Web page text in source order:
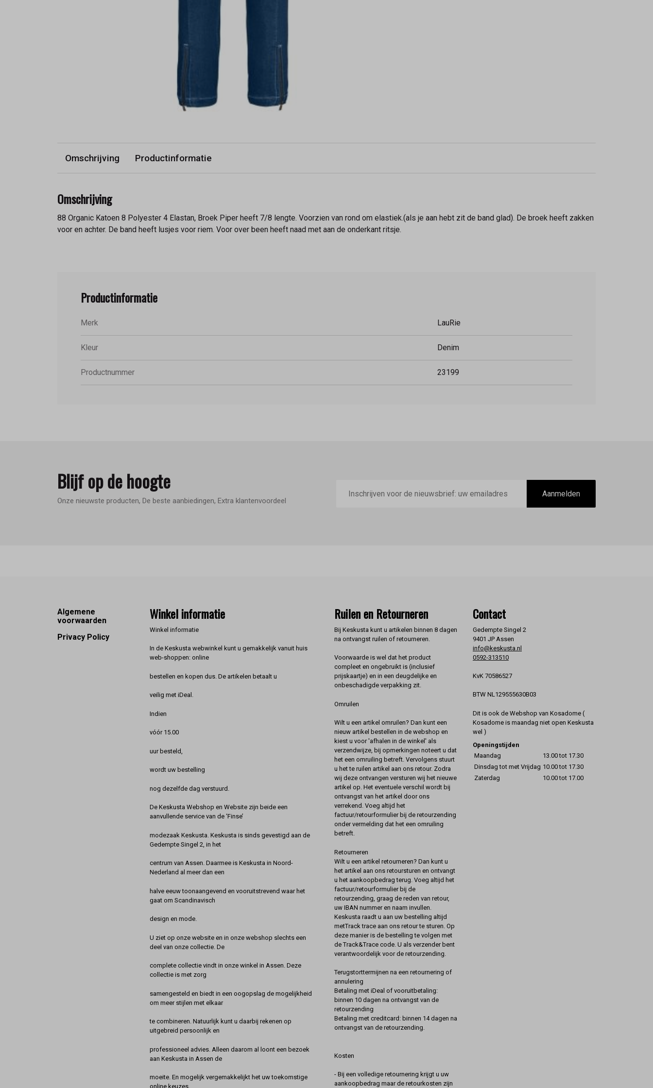
Omschrijving Productinformatie
Omschrijving
88 Organic Katoen 8 Polyester 4 Elastan, Broek Piper heeft 7/8 lengte. Voorzien van rond om elastiek.(als je aan hebt zit de band glad). De broek heeft zakken
voor en achter. De band heeft lusjes voor riem. Voor over been heeft naad met aan de onderkant ritsje.
Productinformatie
Merk LauRie
Kleur Denim
Productnummer 23199
Blijf op de hoogte
Onze nieuwste producten, De beste aanbiedingen, Extra klantenvoordeel
mailadres
Aanmelden
Footer
Algemene
voorwaarden
Privacy Policy
Winkel informatie
Winkel informatie
In de Keskusta webwinkel kunt u gemakkelijk vanuit huis
web-shoppen: online
bestellen en kopen dus. De artikelen betaalt u
veilig met iDeal.
Indien
vóór 15.00
uur besteld,
wordt uw bestelling
nog dezelfde dag verstuurd.
De Keskusta Webshop en Website zijn beide een
aanvullende service van de ‘Finse’
modezaak Keskusta. Keskusta is sinds gevestigd aan de
Gedempte Singel 2, in het
centrum van Assen. Daarmee is Keskusta in Noord-
Nederland al meer dan een
halve eeuw toonaangevend en vooruitstrevend waar het
gaat om Scandinavisch
design en mode.
U ziet op onze website en in onze webshop slechts een
deel van onze collectie. De
complete collectie vindt in onze winkel in Assen. Deze
collectie is met zorg
samengesteld en biedt in een oogopslag de mogelijkheid
om meer stijlen met elkaar
te combineren. Natuurlijk kunt u daarbij rekenen op
uitgebreid persoonlijk en
professioneel advies. Alleen daarom al loont een bezoek
aan Keskusta in Assen de
moeite. En mogelijk vergemakkelijkt het uw toekomstige
online keuzes.
Ruilen en Retourneren
Bij Keskusta kunt u artikelen binnen 8 dagen
na ontvangst ruilen of retourneren.
Voorwaarde is wel dat het product
compleet en ongebruikt is (inclusief
prijskaartje) en in een deugdelijke en
onbeschadigde verpakking zit.
Omruilen
Wilt u een artikel omruilen? Dan kunt een
nieuw artikel bestellen in de webshop en
kiest u voor 'afhalen in de winkel' als
verzendwijze, bij opmerkingen noteert u dat
het een omruiling betreft. Vervolgens stuurt
u het te ruilen artikel aan ons retour. Zodra
wij deze ontvangen versturen wij het nieuwe
artikel op. Het eventuele verschil wordt bij
ontvangst van het artikel door ons
verrekend. Voeg altijd het
factuur/retourformulier bij de retourzending
onder vermelding dat het een omruiling
betreft.
Retourneren
Wilt u een artikel retourneren? Dan kunt u
het artikel aan ons retoursturen en ontvangt
u het aankoopbedrag terug. Voeg altijd het
factuur/retourformulier bij de
retourzending, graag de reden van retour,
uw IBAN nummer en naam invullen.
Keskusta raadt u aan uw bestelling altijd
metTrack trace aan ons retour te sturen. Op
deze manier is de bestelling te volgen met
de Track&Trace code. U als verzender bent
verantwoordelijk voor de retourzending.
Terugstorttermijnen na een retournering of
annulering
Betaling met iDeal of vooruitbetaling:
binnen 10 dagen na ontvangst van de
retourzending
Betaling met creditcard: binnen 14 dagen na
ontvangst van de retourzending.
Kosten
- Bij een volledige retournering krijgt u uw
aankoopbedrag maar de retourkosten zijn
Contact
Gedempte Singel 2
9401 JP Assen
info@keskusta.nl
0592-313510
KvK 70586527
BTW NL129555630B03
Dit is ook de Webshop van Kosadome (
Kosadome is maandag niet open Keskusta
wel )
Openingstijden
Maandag
13.00 tot 17.30
Dinsdag tot met Vrijdag 10.00 tot 17.30
Zaterdag
10.00 tot 17.00